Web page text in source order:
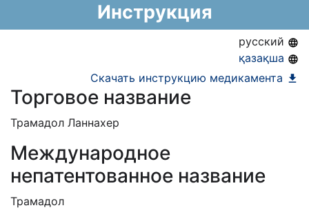
амбулаторного лекарственного обеспечения)
Инструкция
русский
қазақша
Скачать инструкцию медикамента
Торговое название
Трамадол Ланнахер
Международное
непатентованное название
Трамадол